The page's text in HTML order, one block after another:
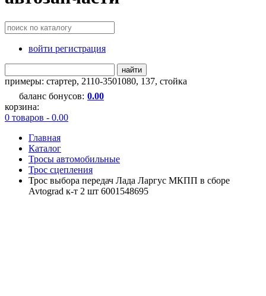
войти регистрация
найти
примеры: стартер, 2110-3501080, 137, стойка
баланс бонусов: 0.00
корзина:
0 товаров - 0.00
Главная
Каталог
Тросы автомобильные
Трос сцепления
Трос выбора передач Лада Ларгус МКПП в сборе
Avtograd к-т 2 шт 6001548695